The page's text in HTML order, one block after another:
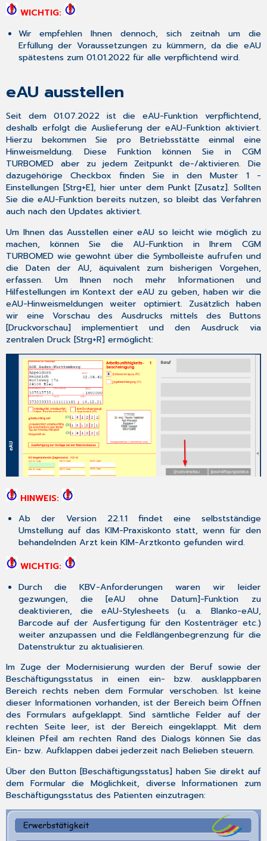
WICHTIG:
Wir empfehlen Ihnen dennoch, sich zeitnah um die
Erfüllung der Voraussetzungen zu kümmern, da die eAU
spätestens zum 01.01.2022 für alle verpflichtend wird.
eAU ausstellen
Seit dem 01.07.2022 ist die eAU-Funktion verpflichtend,
deshalb erfolgt die Auslieferung der eAU-Funktion aktiviert.
Hierzu bekommen Sie pro Betriebsstätte einmal eine
Hinweismeldung. Diese Funktion können Sie in CGM
TURBOMED aber zu jedem Zeitpunkt de-/aktivieren. Die
dazugehörige Checkbox finden Sie in den Muster 1 -
Einstellungen [Strg+E], hier unter dem Punkt [Zusatz]. Sollten
Sie die eAU-Funktion bereits nutzen, so bleibt das Verfahren
auch nach den Updates aktiviert.
Um Ihnen das Ausstellen einer eAU so leicht wie möglich zu
machen, können Sie die AU-Funktion in Ihrem CGM
TURBOMED wie gewohnt über die Symbolleiste aufrufen und
die Daten der AU, äquivalent zum bisherigen Vorgehen,
erfassen. Um Ihnen noch mehr Informationen und
Hilfestellungen im Kontext der eAU zu geben, haben wir die
eAU-Hinweismeldungen weiter optimiert. Zusätzlich haben
wir eine Vorschau des Ausdrucks mittels des Buttons
[Druckvorschau] implementiert und den Ausdruck via
zentralen Druck [Strg+R] ermöglicht:
HINWEIS:
Ab der Version 22.1.1 findet eine selbstständige
Umstellung auf das KIM-Praxiskonto statt, wenn für den
behandelnden Arzt kein KIM-Arztkonto gefunden wird.
WICHTIG:
Durch die KBV-Anforderungen waren wir leider
gezwungen, die [eAU ohne Datum]-Funktion zu
deaktivieren, die eAU-Stylesheets (u. a. Blanko-eAU,
Barcode auf der Ausfertigung für den Kostenträger etc.)
weiteranzupassen und dieFeldlängenbegrenzung für die
Datenstruktur zu aktualisieren.
Im Zuge der Modernisierung wurden der Beruf sowie der
Beschäftigungsstatus in einen ein- bzw. ausklappbaren
Bereich rechts neben dem Formular verschoben. Ist keine
dieser Informationen vorhanden, ist der Bereich beim Öffnen
des Formulars aufgeklappt. Sind sämtliche Felder auf der
rechten Seite leer, ist der Bereich eingeklappt. Mit dem
kleinen Pfeil am rechten Rand des Dialogs können Sie das
Ein- bzw. Aufklappen dabei jederzeit nach Belieben steuern.
Über den Button [Beschäftigungsstatus] haben Sie direkt auf
dem Formular die Möglichkeit, diverse Informationen zum
Beschäftigungsstatus des Patienten einzutragen: